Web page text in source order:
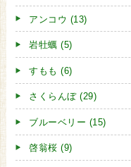
アンコウ (13)
岩牡蠣 (5)
すもも (6)
さくらんぼ (29)
ブルーベリー (15)
啓翁桜 (9)